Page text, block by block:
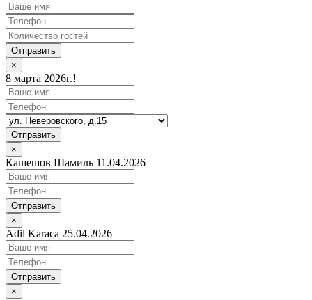
Отправить
×
8 марта 2026г.!
Отправить
×
Кашешов Шамиль 11.04.2026
Отправить
×
Adil Karaca 25.04.2026
Отправить
×